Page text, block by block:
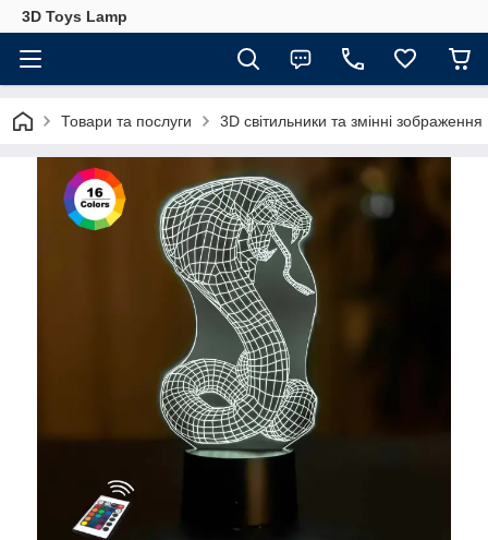
3D Toys Lamp
Товари та послуги 3D світильники та змінні зображення